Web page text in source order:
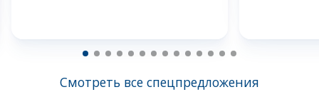
Смотреть все спецпредложения